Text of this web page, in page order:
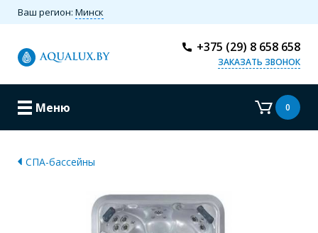
Ваш регион: Минск
+375 (29) 8 658 658
ЗАКАЗАТЬ ЗВОНОК
Меню 0
СПА-бассейны